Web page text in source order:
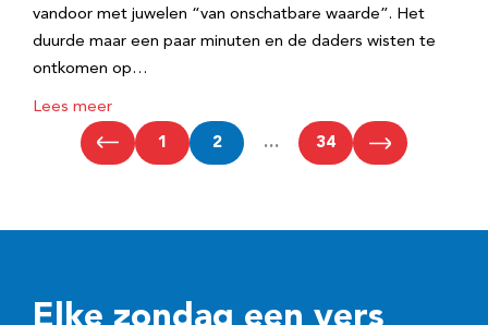
vandoor met juwelen “van onschatbare waarde”. Het
duurde maar een paar minuten en de daders wisten te
ontkomen op…
Lees meer
1 2 … 34